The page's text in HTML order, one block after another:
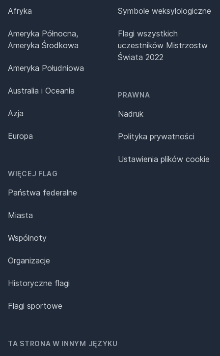
Afryka
Ameryka Północna,
Ameryka Środkowa
Ameryka Południowa
Australia i Oceania
Azja
Europa
WIĘCEJ FLAG
Państwa federalne
Miasta
Wspólnoty
Organizacje
Historyczne flagi
Flagi sportowe
Symbole weksylologiczne
Flagi wszystkich
uczestników Mistrzostw
Świata 2022
PRAWNA
Nadruk
Polityka prywatności
Ustawienia plików cookie
TA STRONA W INNYM JĘZYKU